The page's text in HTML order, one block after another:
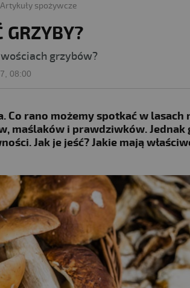
Artykuły spożywcze
GRZYBY?
grzybów?
08:00
Co rano możemy spotkać w
maślaków i prawdziwków.
Jak je jeść? Jakie mają